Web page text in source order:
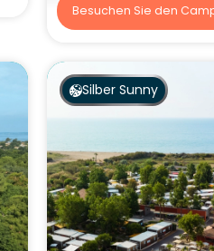
Besuchen Sie den
Silber Sunny